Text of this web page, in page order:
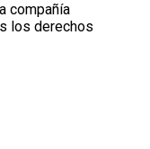
compañía
los derechos